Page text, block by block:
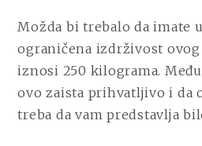
Možda bi trebalo da imate
ograničena izdrživost
iznosi 250 kilograma.
ovo zaista prihvatljivo i da
treba da vam predstavlja